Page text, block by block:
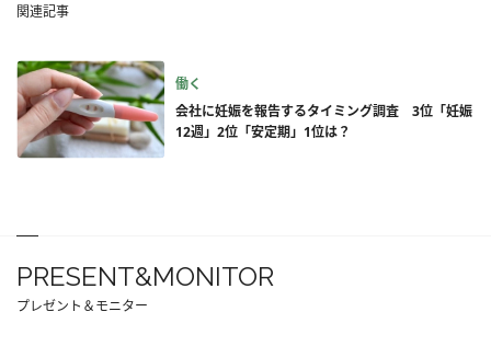
関連記事
働く
会社に妊娠を報告するタイミング調査 3位「妊娠
12週」2位「安定期」1位は？
PRESENT&MONITOR
プレゼント＆モニター